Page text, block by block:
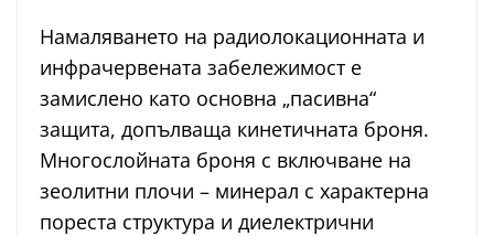
Намаляването на радиолокационната и
инфрачервената забележимост е
замислено като основна „пасивна“
защита, допълваща кинетичната броня.
Многослойната броня с включване на
зеолитни плочи – минерал с характерна
пореста структура и диелектрични